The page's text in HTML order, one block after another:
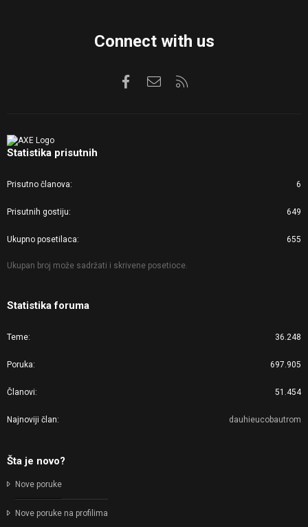
Connect with us
FacebookKontaktirajte nas
Statistika prisutnih
Prisutno članova 6
Prisutnih gostiju 649
Ukupno posetilaca 655
Ukupan broj može sadržati i skrivene posetioce.
Statistika foruma
Teme 36.248
Poruka 697.905
Članovi 51.454
Najnoviji član dauhieucobautrom
Šta je novo?
Nove poruke
Nove poruke na profilima